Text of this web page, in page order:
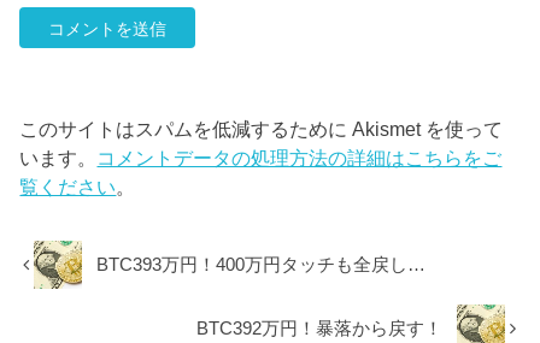
このサイトはスパムを低減するために Akismet を使って
います。 コメントデータの処理方法の詳細はこちらをご
覧ください。
BTC393万円！400万円タッチも全戻し…
BTC392万円！暴落から戻す！